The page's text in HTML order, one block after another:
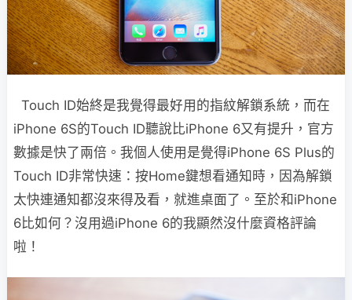
Touch ID始終是我覺得最好用的指紋解鎖系統，而在
iPhone 6S的Touch ID聽說比iPhone 6又有提升，官方
數據是快了兩倍。我個人使用是覺得iPhone 6S Plus的
Touch ID非常快速：按Home鍵想看通知時，因為解鎖
太快連通知都沒來得及看，就進桌面了。至於和iPhone
6比如何？沒用過iPhone 6的我顯然沒什麼資格評論
啦！